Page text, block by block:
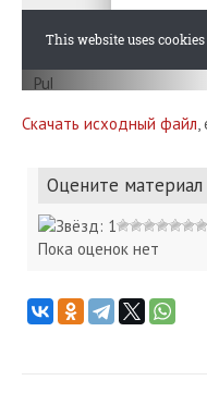
Скачать исходный файл,
Оцените материал
Пока оценок нет